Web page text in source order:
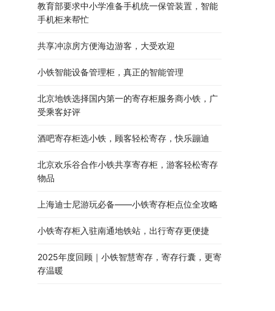
教育部要求中小学准备手机统一保管装置，智能
手机柜来帮忙
共享冲凉房方便海边游客，大受欢迎
小铁智能设备管理柜，真正的智能管理
北京地铁选择国内第一的寄存柜服务商小铁，广
受乘客好评
酒吧寄存柜选小铁，顾客轻松寄存，快乐蹦迪
北京欢乐谷合作小铁共享寄存柜，游客轻松寄存
物品
上海迪士尼游玩必备——小铁寄存柜点位全攻略​
小铁寄存柜入驻南通地铁站，出行寄存更便捷
2025年度回顾｜小铁智慧寄存，寄存行囊，更寄
存温暖